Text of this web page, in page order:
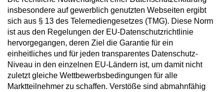
insbesondere auf gewerblich genutzten Webseiten ergibt
sich aus § 13 des Telemediengesetzes (TMG). Diese Norm
ist aus den Regelungen der EU-Datenschutzrichtlinie
hervorgegangen, deren Ziel die Garantie für ein
einheitliches und für jeden transparentes Datenschutz-
Niveau in den einzelnen EU-Ländern ist, um damit nicht
zuletzt gleiche Wettbewerbsbedingungen für alle
Marktteilnehmer zu schaffen. Verstöße sind abmahnfähig